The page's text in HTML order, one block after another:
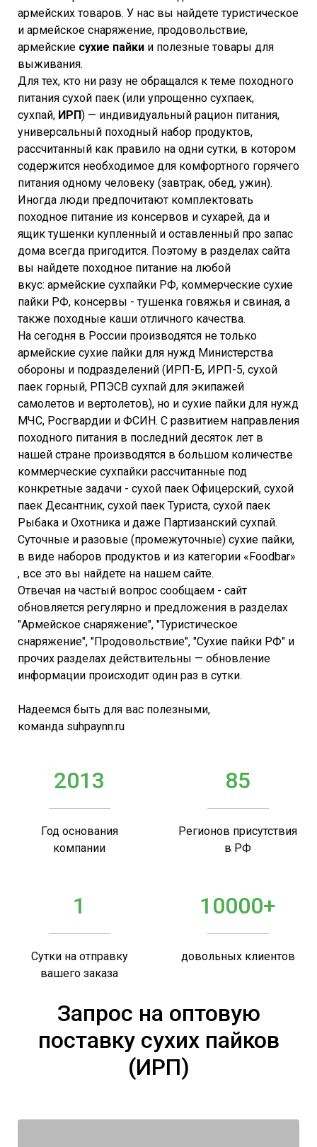
армейских товаров. У нас вы найдете туристическое
и армейское снаряжение, продовольствие,
армейские сухие пайки и полезные товары для
выживания.
Для тех, кто ни разу не обращался к теме походного
питания сухой паек (или упрощенно сухпаек,
сухпай, ИРП) — индивидуальный рацион питания,
универсальный походный набор продуктов,
рассчитанный как правило на одни сутки, в котором
содержится необходимое для комфортного горячего
питания одному человеку (завтрак, обед, ужин).
Иногда люди предпочитают комплектовать
походное питание из консервов и сухарей, да и
ящик тушенки купленный и оставленный про запас
дома всегда пригодится. Поэтому в разделах сайта
вы найдете походное питание на любой
вкус: армейские сухпайки РФ, коммерческие сухие
пайки РФ, консервы - тушенка говяжья и свиная, а
также походные каши отличного качества.
На сегодня в России производятся не только
армейские сухие пайки для нужд Министерства
обороны и подразделений (ИРП-Б, ИРП-5, сухой
паек горный, РПЭСВ сухпай для экипажей
самолетов и вертолетов), но и сухие пайки для нужд
МЧС, Росгвардии и ФСИН. С развитием направления
походного питания в последний десяток лет в
нашей стране производятся в большом количестве
коммерческие сухпайки рассчитанные под
конкретные задачи - сухой паек Офицерский, сухой
паек Десантник, сухой паек Туриста, сухой паек
Рыбака и Охотника и даже Партизанский сухпай.
Суточные и разовые (промежуточные) сухие пайки,
в виде наборов продуктов и из категории «Foodbar»
, все это вы найдете на нашем сайте.
Отвечая на частый вопрос сообщаем - сайт
обновляется регулярно и предложения в разделах
"Армейское снаряжение", "Туристическое
снаряжение", "Продовольствие", "Сухие пайки РФ" и
прочих разделах действительны — обновление
информации происходит один раз в сутки.
Надеемся быть для вас полезными,
команда suhpaynn.ru
2013
Год основания
компании
85
Регионов присутствия
в РФ
1
Сутки на отправку
вашего заказа
10000+
довольных клиентов
Запрос на оптовую
поставку сухих пайков
(ИРП)